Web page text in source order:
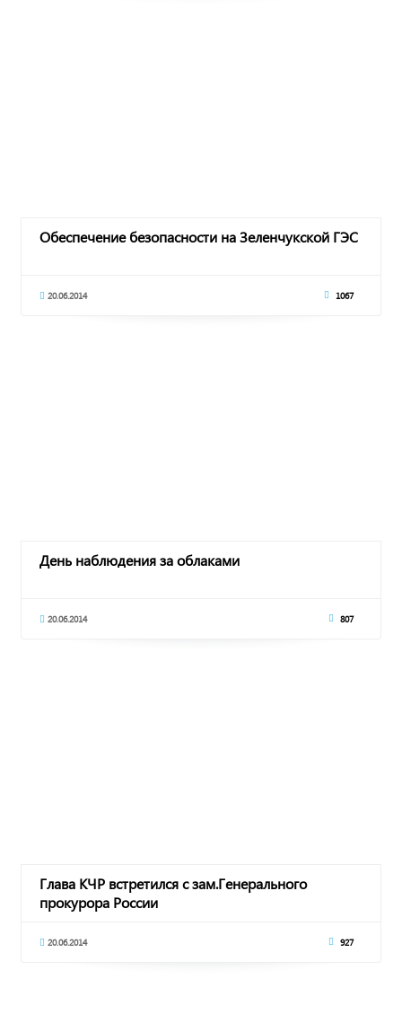
Обеспечение безопасности на Зеленчукской ГЭС
20.06.2014 1067
День наблюдения за облаками
20.06.2014 807
Глава КЧР встретился с зам.Генерального
прокурора России
20.06.2014 927